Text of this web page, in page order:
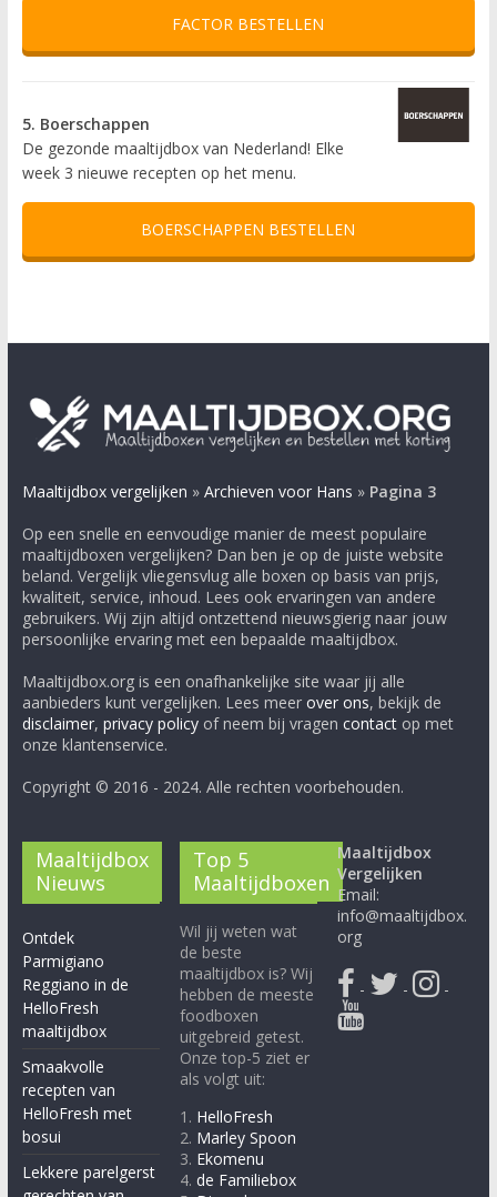
FACTOR BESTELLEN
5. Boerschappen
De gezonde maaltijdbox van Nederland! Elke
week 3 nieuwe recepten op het menu.
BOERSCHAPPEN BESTELLEN
Maaltijdbox vergelijken » Archieven voor Hans » Pagina 3
Op een snelle en eenvoudige manier de meest populaire
maaltijdboxen vergelijken? Dan ben je op de juiste website
beland. Vergelijk vliegensvlug alle boxen op basis van prijs,
kwaliteit, service, inhoud. Lees ook ervaringen van andere
gebruikers. Wij zijn altijd ontzettend nieuwsgierig naar jouw
persoonlijke ervaring met een bepaalde maaltijdbox.
Maaltijdbox.org is een onafhankelijke site waar jij alle
aanbieders kunt vergelijken. Lees meer over ons, bekijk de
disclaimer, privacy policyof neem bij vragen contactop met
onze klantenservice.
Copyright © 2016 - 2024. Alle rechten voorbehouden.
Maaltijdbox
Nieuws
Ontdek
Parmigiano
Reggiano in de
HelloFresh
maaltijdbox
Smaakvolle
recepten van
HelloFresh met
bosui
Lekkere parelgerst
Top 5
Maaltijdboxen
Wil jij weten wat
de beste
maaltijdbox is? Wij
hebben de meeste
foodboxen
uitgebreid getest.
Onze top-5 ziet er
als volgt uit:
1. HelloFresh
2. Marley Spoon
3. Ekomenu
4.de Familiebox
Maaltijdbox
Vergelijken
Email:
info@maaltijdbox.
org
- - -